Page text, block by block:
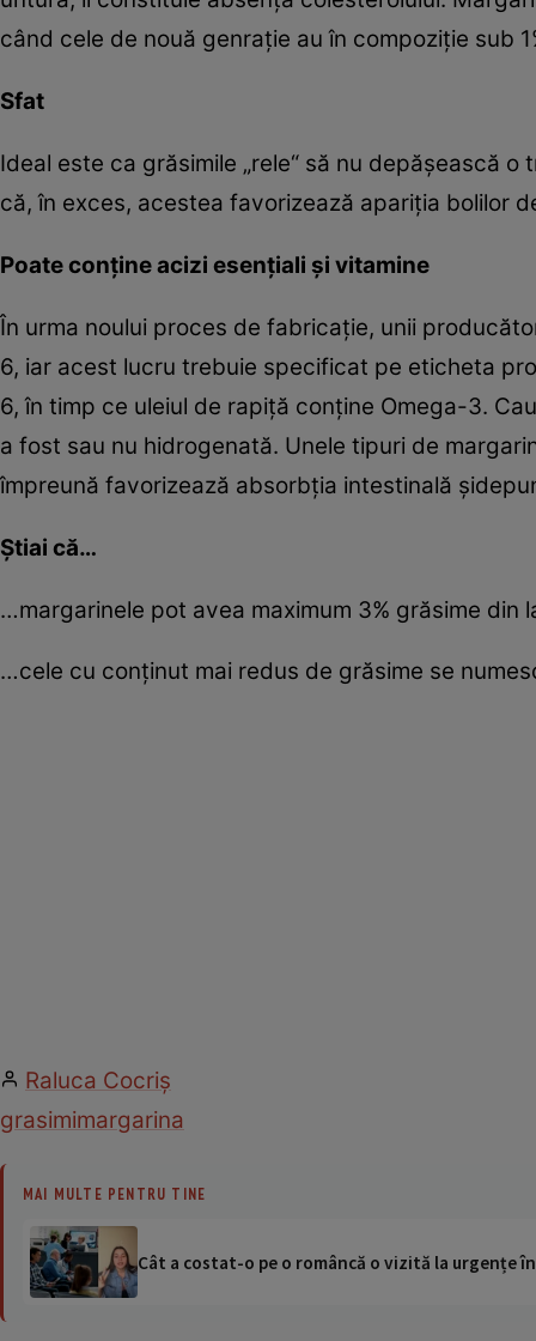
când cele de nouă genraţie au în compoziţie sub
Sfat
Ideal este ca grăsimile „rele“ să nu depăşească
că, în exces, acestea favorizează apariţia bolilor
Poate conţine acizi esenţiali şi vitamine
În urma noului proces de fabricaţie, unii
6, iar acest lucru trebuie specificat pe eticheta
6, în timp ce uleiul de rapiţă conţine Omega-3.
a fost sau nu hidrogenată. Unele tipuri de
împreună favorizează absorbţia intestinală
Ştiai că…
…margarinele pot avea maximum 3% grăsime din
…cele cu conţinut mai redus de grăsime se
Raluca Cocriş
grasimimargarina
MAI MULTE PENTRU TINE
Cât a costat-o pe o româncă o vizită la urgențe